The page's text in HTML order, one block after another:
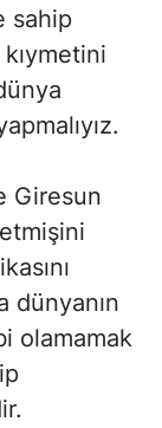
sahip
Giresun
dünyanın
olamamak